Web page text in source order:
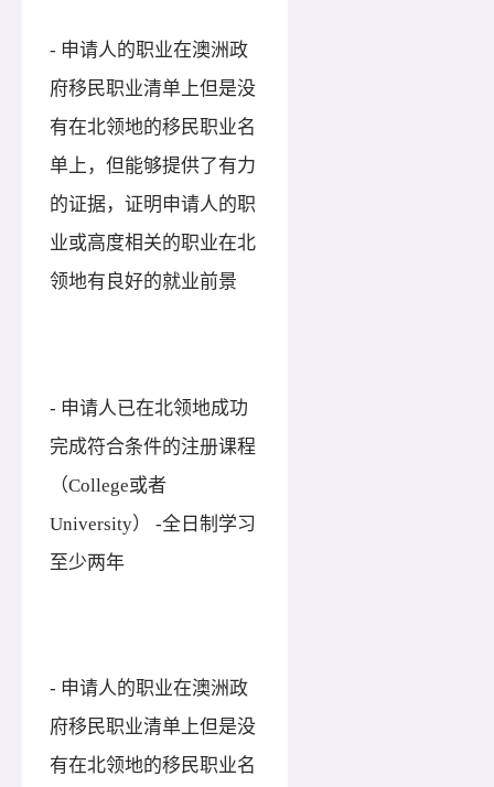
- 申请人的职业在澳洲政
府移民职业清单上但是没
有在北领地的移民职业名
单上，但能够提供了有力
的证据，证明申请人的职
业或高度相关的职业在北
领地有良好的就业前景
- 申请人已在北领地成功
完成符合条件的注册课程
（College或者
University） -全日制学习
至少两年
- 申请人的职业在澳洲政
府移民职业清单上但是没
有在北领地的移民职业名